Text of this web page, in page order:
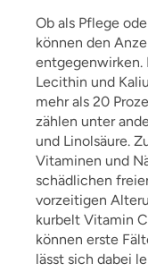
Ob als Pflege
können den
entgegenwirken.
Lecithin und
mehr als 20
zählen unter
und Linolsäure.
Vitaminen und
schädlichen
vorzeitigen
kurbelt Vitamin
können erste
lässt sich dabei